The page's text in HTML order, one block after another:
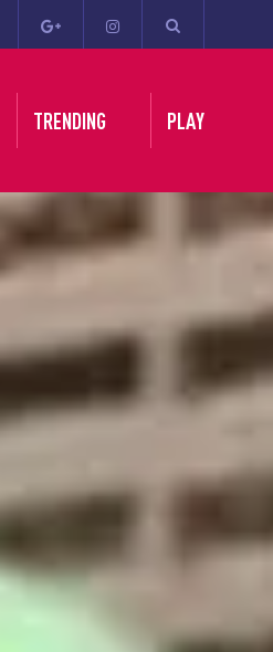
TRENDING PLAY